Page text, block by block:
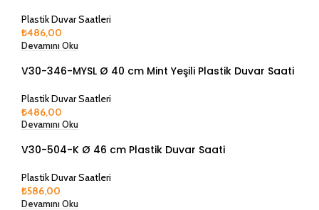
Plastik Duvar Saatleri
₺486,00
Devamını Oku
V30-346-MYSL Ø 40 cm Mint Yeşili Plastik Duvar Saati
Plastik Duvar Saatleri
₺486,00
Devamını Oku
V30-504-K Ø 46 cm Plastik Duvar Saati
Plastik Duvar Saatleri
₺586,00
Devamını Oku